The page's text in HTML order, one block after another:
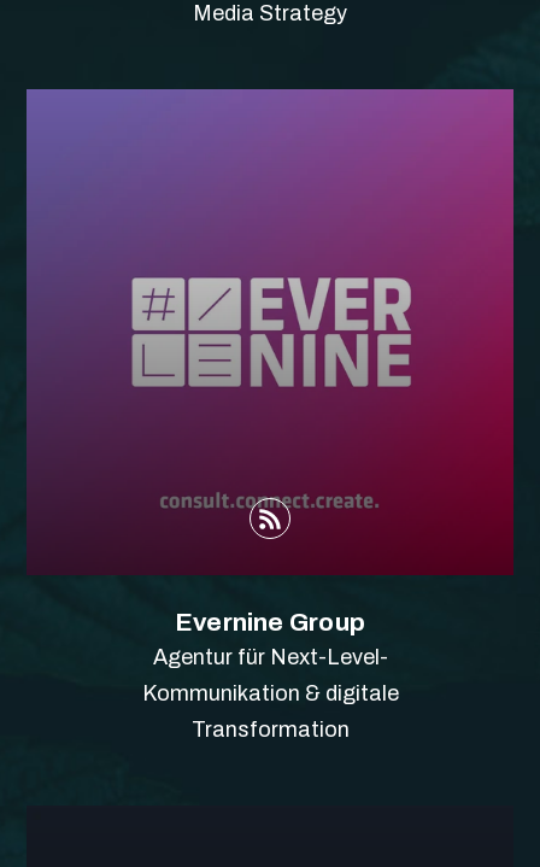
Media Strategy
Evernine Group
Agentur für Next-Level-
Kommunikation & digitale
Transformation